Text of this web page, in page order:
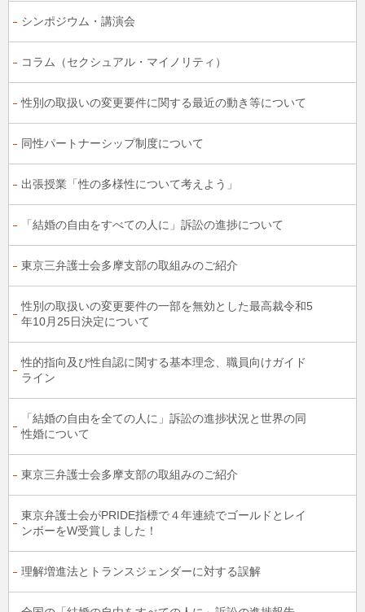
シンポジウム・講演会
コラム（セクシュアル・マイノリティ）
性別の取扱いの変更要件に関する最近の動き等について
同性パートナーシップ制度について
出張授業「性の多様性について考えよう」
「結婚の自由をすべての人に」訴訟の進捗について
東京三弁護士会多摩支部の取組みのご紹介
性別の取扱いの変更要件の一部を無効とした最高裁令和5
年10月25日決定について
性的指向及び性自認に関する基本理念、職員向けガイド
ライン
「結婚の自由を全ての人に」訴訟の進捗状況と世界の同
性婚について
東京三弁護士会多摩支部の取組みのご紹介
東京弁護士会がPRIDE指標で４年連続でゴールドとレイ
ンボーをW受賞しました！
理解増進法とトランスジェンダーに対する誤解